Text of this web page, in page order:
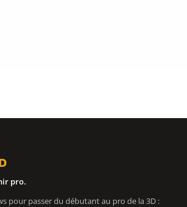
pro.
pour passer du débutant au pro de la 3D :